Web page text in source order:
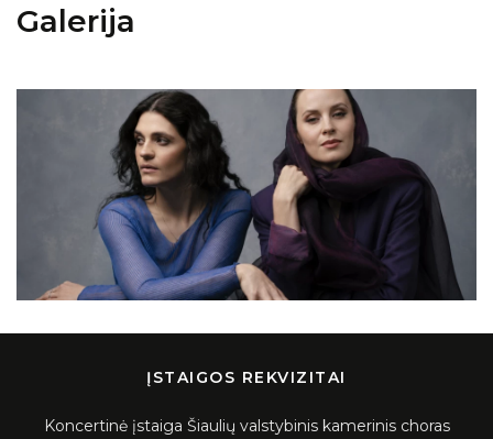
Galerija
ĮSTAIGOS REKVIZITAI
Koncertinė įstaiga Šiaulių valstybinis kamerinis choras